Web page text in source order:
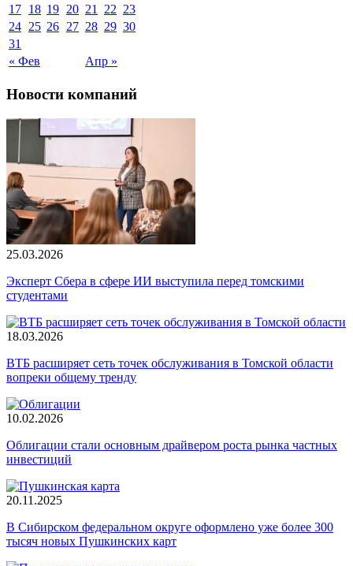
« Фев Апр »
17 18 19 20 21 22 23
24 25 26 27 28 29 30
31
Новости компаний
25.03.2026
Эксперт Сбера в сфере ИИ выступила перед томскими
студентами
18.03.2026
ВТБ расширяет сеть точек обслуживания в Томской области
вопреки общему тренду
10.02.2026
Облигации стали основным драйвером роста рынка частных
инвестиций
20.11.2025
В Сибирском федеральном округе оформлено уже более 300
тысяч новых Пушкинских карт